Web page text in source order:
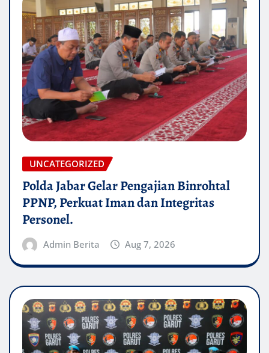
UNCATEGORIZED
Polda Jabar Gelar Pengajian Binrohtal
PPNP, Perkuat Iman dan Integritas
Personel.
Admin Berita Aug 7, 2026